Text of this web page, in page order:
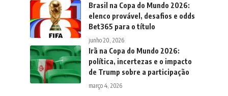
Brasil na Copa do Mundo 2026:
elenco provável, desafios e odds
Bet365 para o título
junho 20, 2026
Irã na Copa do Mundo 2026:
política, incertezas e o impacto
de Trump sobre a participação
março 4, 2026